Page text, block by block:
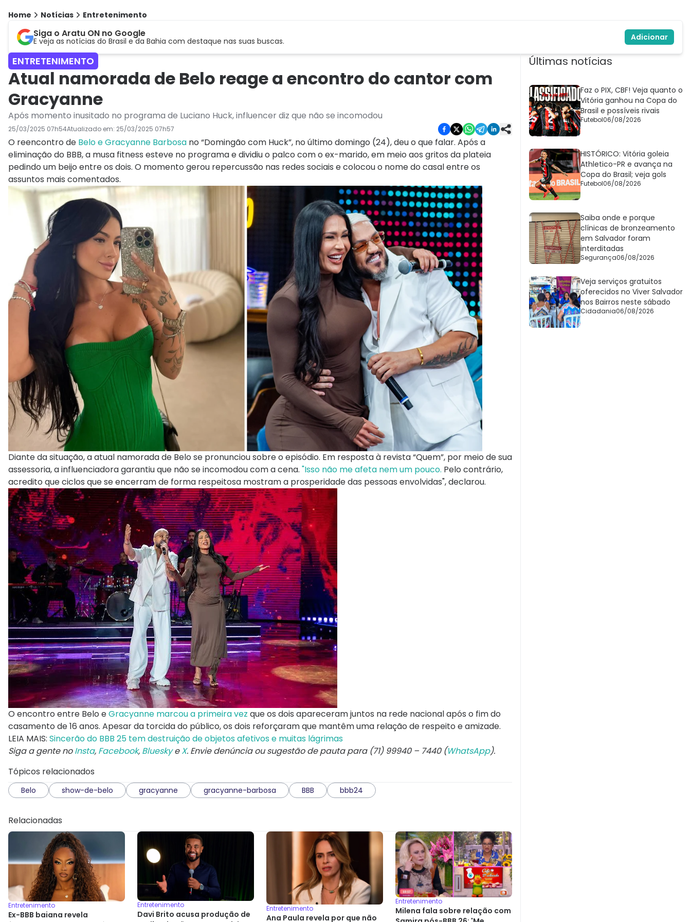
Home Notícias Entretenimento
Siga o Aratu ON no Google
E veja as notícias do Brasil e da Bahia com destaque nas suas buscas. Adicionar
ENTRETENIMENTO
Atual namorada de Belo reage a encontro do cantor com
Gracyanne
Após momento inusitado no programa de Luciano Huck, influencer diz que não se incomodou
25/03/2025 07h54Atualizado em: 25/03/2025 07h57
O reencontro de Belo e Gracyanne Barbosa no “Domingão com Huck”, no último domingo (24), deu o que falar. Após a
eliminação do BBB, a musa fitness esteve no programa e dividiu o palco com o ex-marido, em meio aos gritos da plateia
pedindo um beijo entre os dois. O momento gerou repercussão nas redes sociais e colocou o nome do casal entre os
assuntos mais comentados.
Diante da situação, a atual namorada de Belo se pronunciou sobre o episódio. Em resposta à revista “Quem”, por meio de sua
assessoria, a influenciadora garantiu que não se incomodou com a cena. "Isso não me afeta nem um pouco. Pelo contrário,
acredito que ciclos que se encerram de forma respeitosa mostram a prosperidade das pessoas envolvidas", declarou.
O encontro entre Belo eGracyanne marcou a primeira vez que os dois apareceram juntos na rede nacional após o fim do
casamento de 16 anos. Apesar da torcida do público, os dois reforçaram que mantêm uma relação de respeito e amizade.
LEIA MAIS: Sincerão do BBB 25 tem destruição de objetos afetivos e muitas lágrimas
Siga a gente noInsta, Facebook, BlueskyeX. Envie denúncia ou sugestão de pauta para (71) 99940 – 7440 (WhatsApp).
Tópicos relacionados
Belo show-de-belo gracyanne gracyanne-barbosa BBB bbb24
Relacionadas
Entretenimento
Ex-BBB baiana revela
Entretenimento
Davi Brito acusa produção de
Entretenimento
Ana Paula revela por que não
Entretenimento
Milena fala sobre relação com
Últimas notícias
Faz o PIX, CBF! Veja quanto o
Vitória ganhou na Copa do
Brasil e possíveis rivais
Futebol06/08/2026
HISTÓRICO: Vitória goleia
Athletico-PR e avança na
Copa do Brasil; veja gols
Futebol06/08/2026
Saiba onde e porque
clínicas de bronzeamento
em Salvador foram
interditadas
Segurança06/08/2026
Veja serviços gratuitos
oferecidos no Viver Salvador
nos Bairros neste sábado
Cidadania06/08/2026